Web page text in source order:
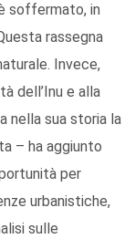
soffermato, in
rassegna
Invece,
dell’Inu e alla
nella sua storia la
– ha aggiunto
per
urbanistiche,
sulle